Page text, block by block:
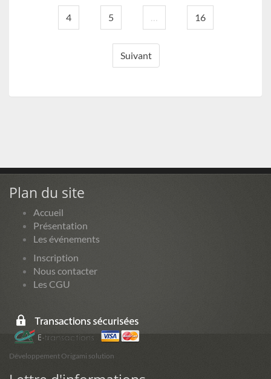
4 5 … 16
Suivant
Plan du site
Accueil
Présentation
Les événements
Inscription
Nous contacter
Les CGU
Développement Origami solution